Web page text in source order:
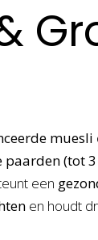
muesli
paarden (tot
een
en houdt